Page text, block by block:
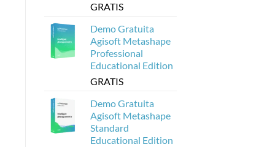
GRATIS
Demo Gratuita
Agisoft Metashape
Professional
Educational Edition
GRATIS
Demo Gratuita
Agisoft Metashape
Standard
Educational Edition